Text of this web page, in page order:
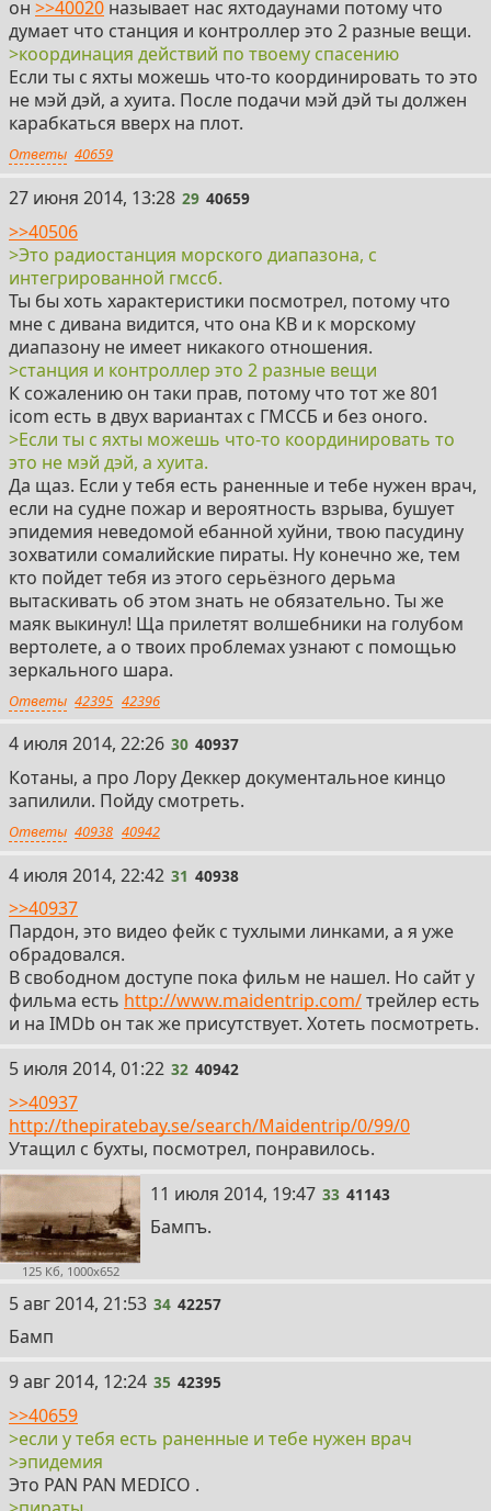
он >>40020 называет нас яхтодаунами потому что
думает что станция и контроллер это 2 разные вещи.
>координация действий по твоему спасению
Если ты с яхты можешь что-то координировать то это
не мэй дэй, а хуита. После подачи мэй дэй ты должен
карабкаться вверх на плот.
Ответы 40659
29
27 июня 2014, 13:28 29 40659
>>40506
>Это радиостанция морского диапазона, с
интегрированной гмссб.
Ты бы хоть характеристики посмотрел, потому что
мне с дивана видится, что она КВ и к морскому
диапазону не имеет никакого отношения.
>станция и контроллер это 2 разные вещи
К сожалению он таки прав, потому что тот же 801
icom есть в двух вариантах с ГМССБ и без оного.
>Если ты с яхты можешь что-то координировать то
это не мэй дэй, а хуита.
Да щаз. Если у тебя есть раненные и тебе нужен врач,
если на судне пожар и вероятность взрыва, бушует
эпидемия неведомой ебанной хуйни, твою пасудину
зохватили сомалийские пираты. Ну конечно же, тем
кто пойдет тебя из этого серьёзного дерьма
вытаскивать об этом знать не обязательно. Ты же
маяк выкинул! Ща прилетят волшебники на голубом
вертолете, а о твоих проблемах узнают с помощью
зеркального шара.
Ответы 42395 42396
30
4 июля 2014, 22:26 30 40937
Котаны, а про Лору Деккер документальное кинцо
запилили. Пойду смотреть.
Ответы 40938 40942
31
4 июля 2014, 22:42 31 40938
>>40937
Пардон, это видео фейк с тухлыми линками, а я уже
обрадовался.
В свободном доступе пока фильм не нашел. Но сайт у
фильма есть http://www.maidentrip.com/трейлер есть
и на IMDb он так же присутствует. Хотеть посмотреть.
32
5 июля 2014, 01:22 32 40942
>>40937
http://thepiratebay.se/search/Maidentrip/0/99/0
Утащил с бухты, посмотрел, понравилось.
125 Кб, 1000x652
33
11 июля 2014, 19:47 33 41143
Бампъ.
34
5 авг 2014, 21:53 34 42257
Бамп
35
9 авг 2014, 12:24 35 42395
>>40659
>если у тебя есть раненные и тебе нужен врач
>эпидемия
Это PAN PAN MEDICO .